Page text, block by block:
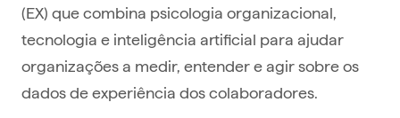
(EX) que combina psicologia organizacional,
tecnologia e inteligência artificial para ajudar
organizações a medir, entender e agir sobre os
dados de experiência dos colaboradores.